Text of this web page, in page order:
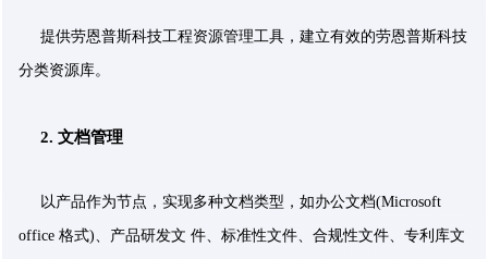
提供劳恩普斯科技工程资源管理工具，建立有效的劳恩普斯科技
分类资源库。
2. 文档管理
以产品作为节点，实现多种文档类型，如办公文档(Microsoft
office 格式)、产品研发文 件、标准性文件、合规性文件、专利库文